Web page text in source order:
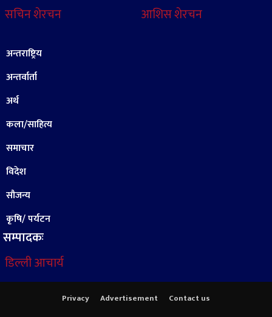
सचिन शेरचन
आशिस शेरचन
अन्तराष्ट्रिय
अन्तर्वार्ता
अर्थ
कला/साहित्य
समाचार
विदेश
सौजन्य
कृषि/ पर्यटन
सम्पादकः
डिल्ली आचार्य
Privacy Advertisement Contact us